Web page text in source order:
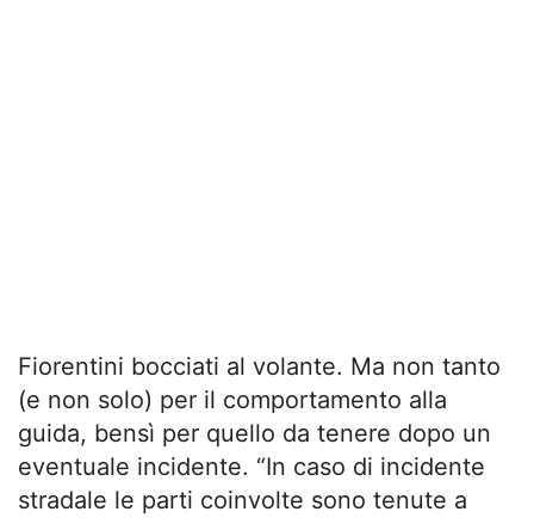
Fiorentini bocciati al volante. Ma non tanto
(e non solo) per il comportamento alla
guida, bensì per quello da tenere dopo un
eventuale incidente. “In caso di incidente
stradale le parti coinvolte sono tenute a